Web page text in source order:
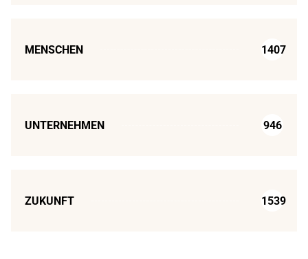
MENSCHEN 1407
UNTERNEHMEN 946
ZUKUNFT 1539